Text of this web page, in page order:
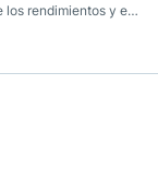
los rendimientos y el